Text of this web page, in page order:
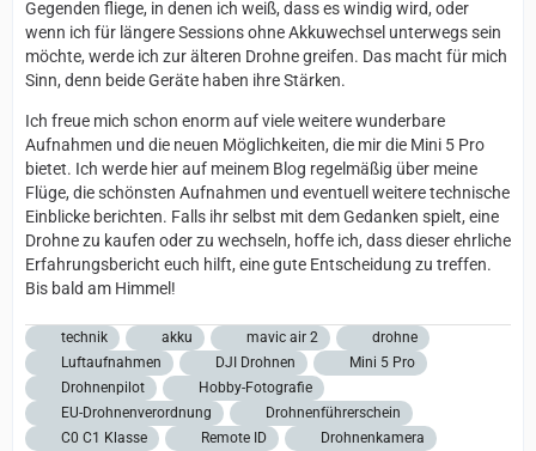
Gegenden fliege, in denen ich weiß, dass es windig wird, oder
wenn ich für längere Sessions ohne Akkuwechsel unterwegs sein
möchte, werde ich zur älteren Drohne greifen. Das macht für mich
Sinn, denn beide Geräte haben ihre Stärken.
Ich freue mich schon enorm auf viele weitere wunderbare
Aufnahmen und die neuen Möglichkeiten, die mir die Mini 5 Pro
bietet. Ich werde hier auf meinem Blog regelmäßig über meine
Flüge, die schönsten Aufnahmen und eventuell weitere technische
Einblicke berichten. Falls ihr selbst mit dem Gedanken spielt, eine
Drohne zu kaufen oder zu wechseln, hoffe ich, dass dieser ehrliche
Erfahrungsbericht euch hilft, eine gute Entscheidung zu treffen.
Bis bald am Himmel!
technik akku mavic air 2
drohne
Luftaufnahmen
DJI Drohnen
Mini 5 Pro
Drohnenpilot
Hobby-Fotografie
EU-Drohnenverordnung
Drohnenführerschein
C0 C1 Klasse
Remote ID Drohnenkamera